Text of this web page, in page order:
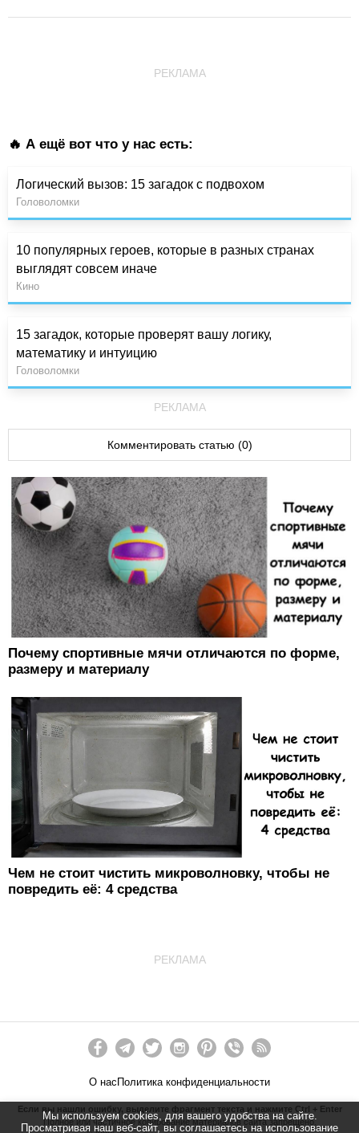
Мы используем cookies, для вашего удобства на сайте.
Просматривая наш веб-сайт, вы соглашаетесь на использование
РЕКЛАМА
🔥 А ещё вот что у нас есть:
Логический вызов: 15 загадок с подвохом
Головоломки
10 популярных героев, которые в разных странах
выглядят совсем иначе
Кино
15 загадок, которые проверят вашу логику,
математику и интуицию
Головоломки
РЕКЛАМА
Комментировать статью (0)
Почему спортивные мячи отличаются по форме,
размеру и материалу
Чем не стоит чистить микроволновку, чтобы не
повредить её: 4 средства
РЕКЛАМА
О нас Политика конфиденциальности
Если вы нашли ошибку, выделите фрагмент текста и нажмите Ctrl + Enter
Полное или частичное копирование материалов сайта запрещено.